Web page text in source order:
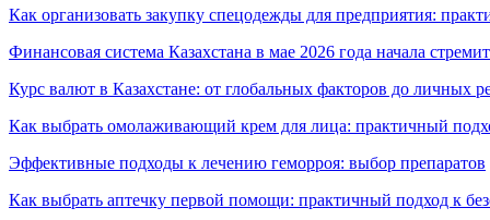
Как организовать закупку спецодежды для предприятия:
Финансовая система Казахстана в мае 2026 года начала
Курс валют в Казахстане: от глобальных факторов до личных
Как выбрать омолаживающий крем для лица: практичный
Эффективные подходы к лечению геморроя: выбор препаратов
Как выбрать аптечку первой помощи: практичный подход к